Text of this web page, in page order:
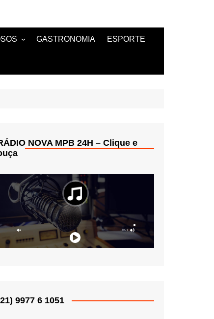
GASTRONOMIA ESPORTE
NOVA MPB 24H – Clique e
9977 6 1051